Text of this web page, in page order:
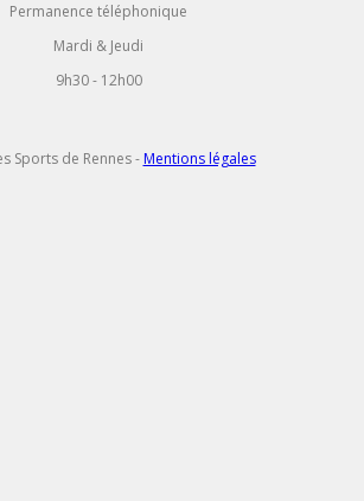
Permanence téléphonique
Mardi & Jeudi
9h30 - 12h00
Sports de Rennes - Mentions légales